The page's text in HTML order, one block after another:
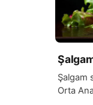
Şalgam
Orta